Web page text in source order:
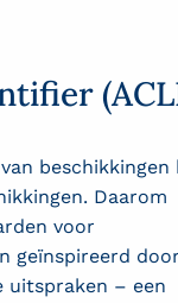
Daarom
voor
geïnspireerd
uitspraken – een